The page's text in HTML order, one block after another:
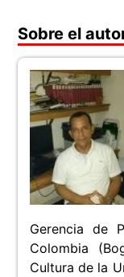
Sobre el
Gerencia de
Colombia
Cultura de la